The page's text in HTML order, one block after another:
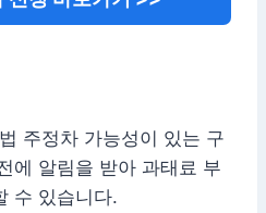
주정차 가능성이 있는 구
에 알림을 받아 과태료 부
수 있습니다.